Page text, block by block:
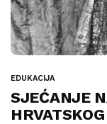
EDUKACIJA
SJEĆANJE